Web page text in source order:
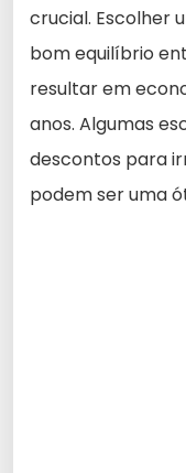
crucial. Escolher
bom equilíbrio
resultar em
anos. Algumas
descontos para
podem ser uma